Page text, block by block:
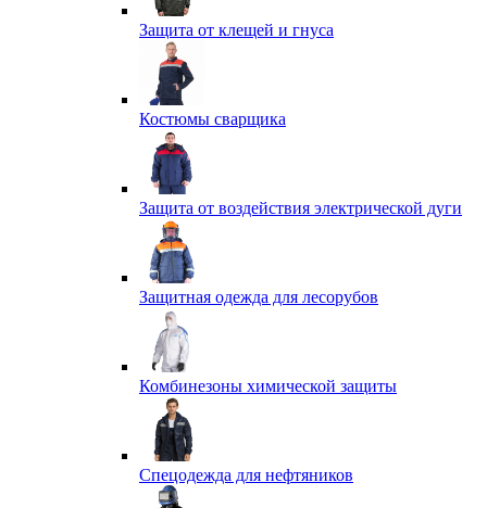
Защита от клещей и гнуса
Костюмы сварщика
Защита от воздействия электрической дуги
Защитная одежда для лесорубов
Комбинезоны химической защиты
Спецодежда для нефтяников